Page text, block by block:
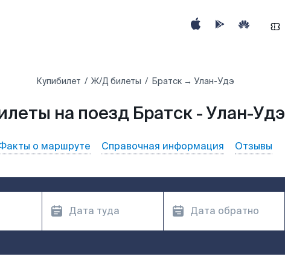
Купибилет Ж/Д билеты Братск → Улан-Удэ
на поезд Братск - Улан-Удэ
о маршруте Справочная информация Отзывы